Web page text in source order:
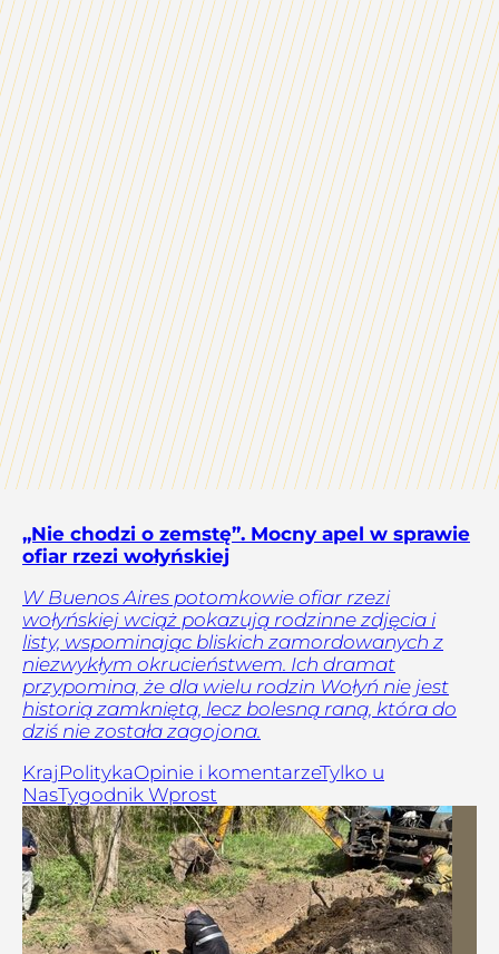
„Nie chodzi o zemstę”. Mocny apel w sprawie
ofiar rzezi wołyńskiej
W Buenos Aires potomkowie ofiar rzezi
wołyńskiej wciąż pokazują rodzinne zdjęcia i
listy, wspominając bliskich zamordowanych z
niezwykłym okrucieństwem. Ich dramat
przypomina, że dla wielu rodzin Wołyń nie jest
historią zamkniętą, lecz bolesną raną, która do
dziś nie została zagojona.
Kraj PolitykaOpinie i komentarzeTylko u
NasTygodnik Wprost